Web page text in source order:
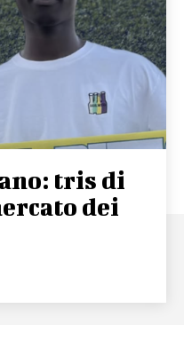
tris di
dei